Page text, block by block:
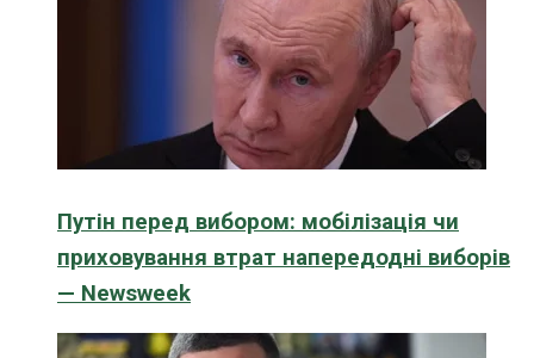
Путін перед вибором: мобілізація чи
приховування втрат напередодні виборів
— Newsweek